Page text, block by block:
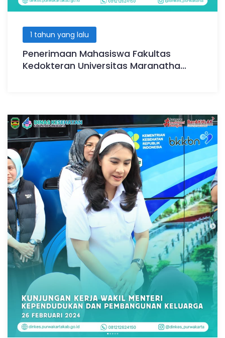
1 tahun yang lalu
Penerimaan Mahasiswa Fakultas
Kedokteran Universitas Maranatha